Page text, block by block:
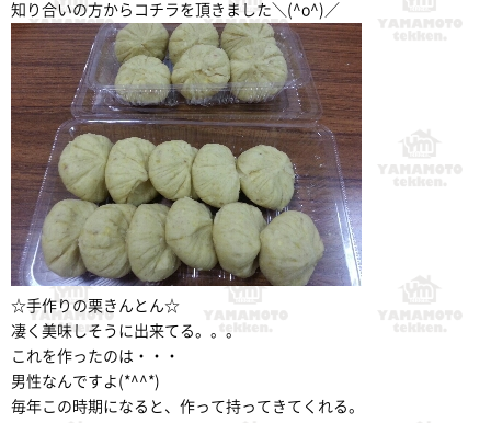
知り合いの方からコチラを頂きました＼(^o^)／
☆手作りの栗きんとん☆
凄く美味しそうに出来てる。。。
これを作ったのは・・・
男性なんですよ(*^^*)
毎年この時期になると、作って持ってきてくれる。